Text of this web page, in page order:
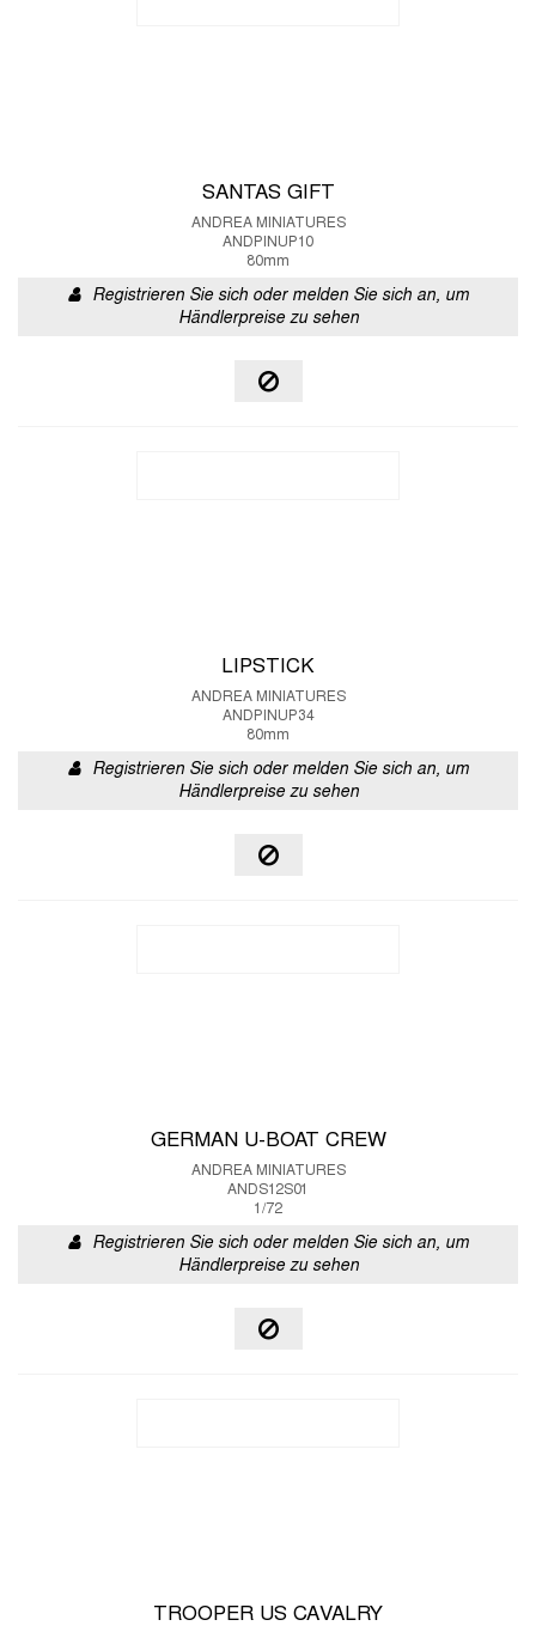
SANTAS GIFT
ANDREA MINIATURES
ANDPINUP10
80mm
Registrieren Sie sich oder melden Sie sich an, um
Händlerpreise zu sehen
LIPSTICK
ANDREA MINIATURES
ANDPINUP34
80mm
Registrieren Sie sich oder melden Sie sich an, um
Händlerpreise zu sehen
GERMAN U-BOAT CREW
ANDREA MINIATURES
ANDS12S01
1/72
Registrieren Sie sich oder melden Sie sich an, um
Händlerpreise zu sehen
TROOPER US CAVALRY